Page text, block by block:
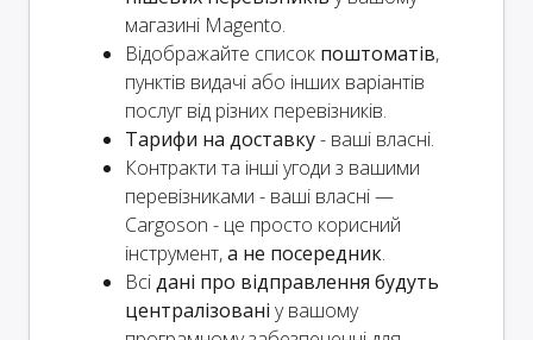
магазині Magento.
Відображайте список поштоматів,
пунктів видачі або інших варіантів
послуг від різних перевізників.
Тарифи на доставку- ваші власні.
Контракти та інші угоди з вашими
перевізниками - ваші власні —
Cargoson - це просто корисний
інструмент,а не посередник.
Всідані про відправлення будуть
централізовані у вашому